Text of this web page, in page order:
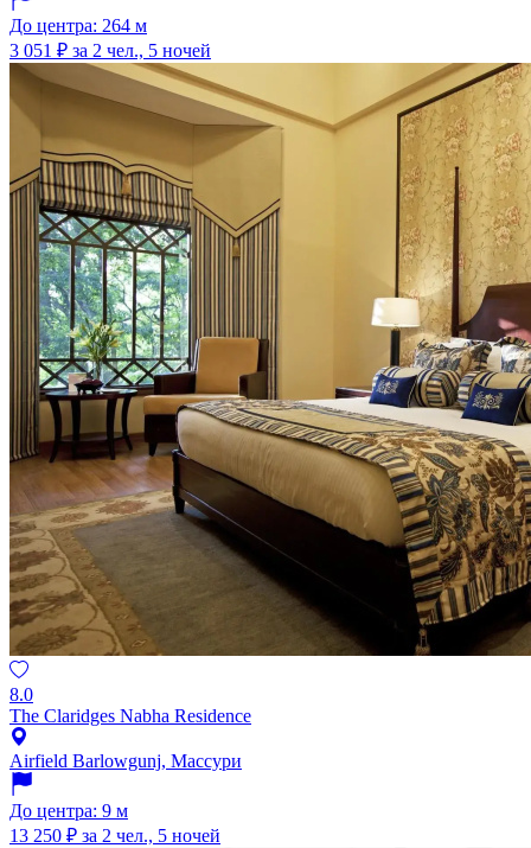
До центра: 264 м
3 051 ₽ за 2 чел., 5 ночей
8.0
The Claridges Nabha Residence
Airfield Barlowgunj, Массури
До центра: 9 м
13 250 ₽ за 2 чел., 5 ночей